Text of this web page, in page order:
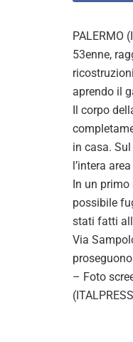
PALERMO
53enne,
aprendo il
Il corpo
in casa.
l’intera
In un
possibile
stati fatti
Via
– Foto